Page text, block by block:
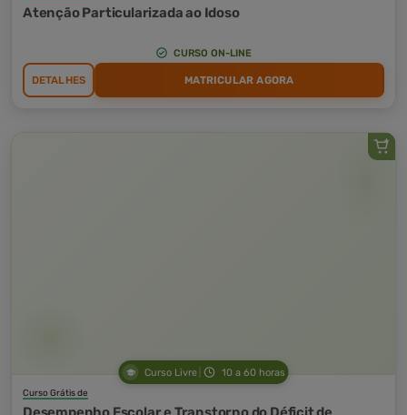
Atenção Particularizada ao Idoso
CURSO ON-LINE
DETALHES MATRICULAR AGORA
Curso Livre 10 a 60 horas
Curso Grátis de